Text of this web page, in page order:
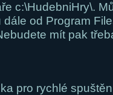
c:\HudebniHry\.
od Program
mít pak
pro rychlé